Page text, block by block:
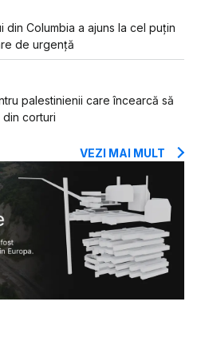
din Columbia a ajuns la cel puțin
de urgență
palestinienii care încearcă să
corturi
VEZI MAI MULT